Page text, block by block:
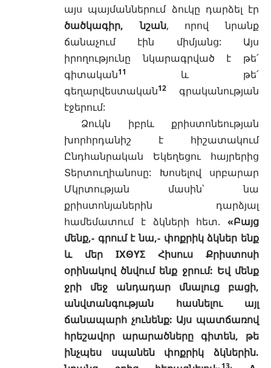
այս պայմաններում ձուկը դարձել էր
ծածկագիր, նշան, որով նրանք
ճանաչում էին միմյանց: Այս
իրողությունը նկարագրված է թե՛
գիտական11
և թե՛
գեղարվեստական12
գրականության
էջերում:
Ձուկն իբրև քրիստոնեության
խորհրդանիշ է հիշատակում
Ընդհանրական Եկեղեցու հայրերից
Տերտուղիանոսը: Խոսելով սրբարար
Մկրտության մասին՝ նա
քրիստոնյաներին դարձյալ
համեմատում է ձկների հետ. «Բայց
մենք,- գրում է նա,- փոքրիկ ձկներ ենք
և մեր IΧΘΥΣ Հիսուս Քրիստոսի
օրինակով ծնվում ենք ջրում: Եվ մենք
ջրի մեջ անդադար մնալուց բացի,
անվտանգության հասնելու այլ
ճանապարհ չունենք: Այս պատճառով
հրեշավոր արարածները գիտեն, թե
ինչպես սպանեն փոքրիկ ձկներին.
13